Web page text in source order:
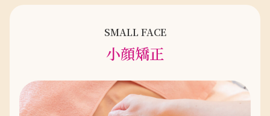
SMALL FACE
小顔矯正